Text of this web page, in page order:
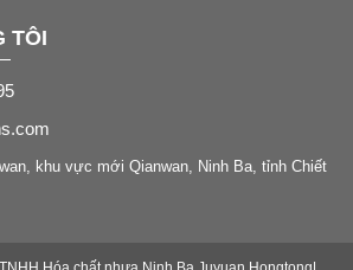
TÔI
khu vực mới Qianwan, Ninh Ba, tỉnh Chiết